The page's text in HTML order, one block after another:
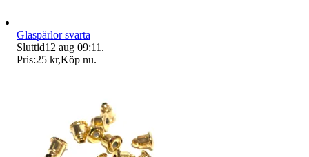
Glaspärlor svarta
Sluttid12 aug 09:11 .
Pris:25 kr,Köp nu.